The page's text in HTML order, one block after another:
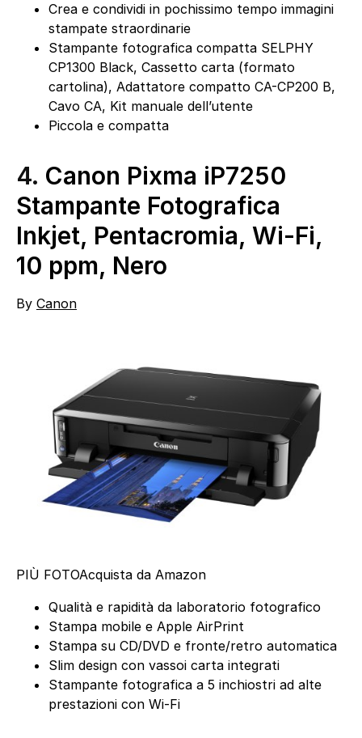
Crea e condividi in pochissimo tempo immagini
stampate straordinarie
Stampante fotografica compatta SELPHY
CP1300 Black, Cassetto carta (formato
cartolina), Adattatore compatto CA-CP200 B,
Cavo CA, Kit manuale dell’utente
Piccola e compatta
4. Canon Pixma iP7250
Stampante Fotografica
Inkjet, Pentacromia, Wi-Fi,
10 ppm, Nero
By Canon
PIÙ FOTOAcquista da Amazon
Qualità e rapidità da laboratorio fotografico
Stampa mobile e Apple AirPrint
Stampa su CD/DVD e fronte/retro automatica
Slim design con vassoi carta integrati
Stampante fotografica a 5 inchiostri ad alte
prestazioni con Wi-Fi